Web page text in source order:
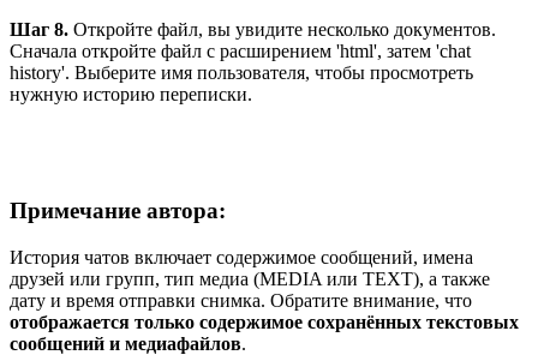
Шаг 8. Откройте файл, вы увидите несколько документов.
Сначала откройте файл с расширением 'html', затем 'chat
history'. Выберите имя пользователя, чтобы просмотреть
нужную историю переписки.
Примечание автора:
История чатов включает содержимое сообщений, имена
друзей или групп, тип медиа (MEDIA или TEXT), а также
дату и время отправки снимка. Обратите внимание, что
отображается только содержимое сохранённых текстовых
сообщений и медиафайлов.